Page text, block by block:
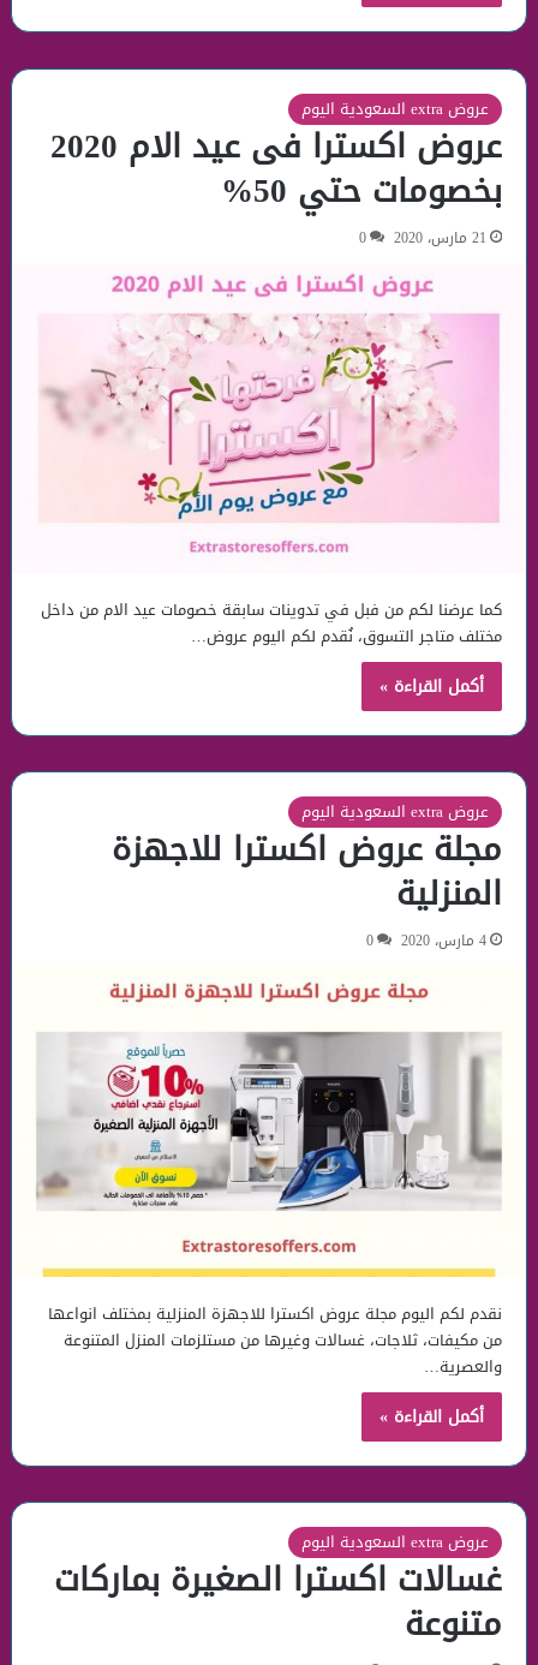
عروض extra السعودية اليوم
عروض اكسترا فى عيد الام 2020
بخصومات حتي 50%
21 مارس، 2020 0
كما عرضنا لكم من فبل في تدوينات سابقة خصومات عيد الام من داخل
مختلف متاجر التسوق، نُقدم لكم اليوم عروض…
أكمل القراءة »
عروض extra السعودية اليوم
مجلة عروض اكسترا للاجهزة
المنزلية
4 مارس، 2020 0
نقدم لكم اليوم مجلة عروض اكسترا للاجهزة المنزلية بمختلف انواعها
من مكيفات، ثلاجات، غسالات وغيرها من مستلزمات المنزل المتنوعة
والعصرية…
أكمل القراءة »
عروض extra السعودية اليوم
غسالات اكسترا الصغيرة بماركات
متنوعة